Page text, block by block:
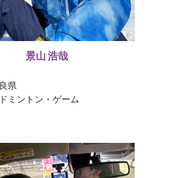
景山 浩哉
県
ミントン・ゲーム